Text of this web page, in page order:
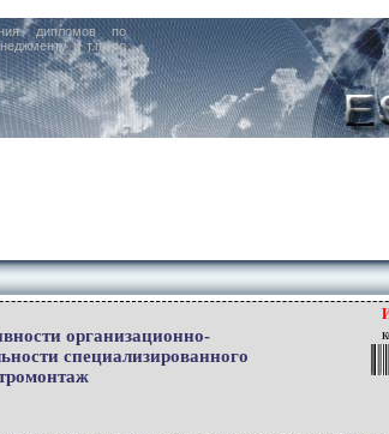
дипломов по
и т.п. по
организационно-
специализированного